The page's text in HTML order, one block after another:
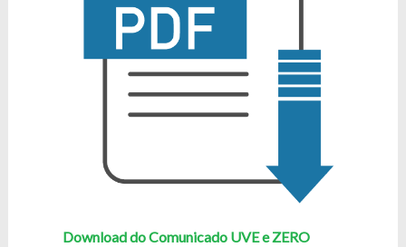
Download do Comunicado UVE e ZERO